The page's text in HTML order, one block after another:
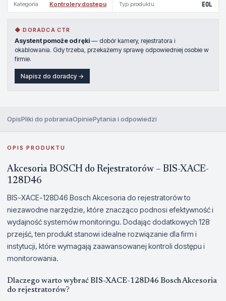
Kategoria Kontrolery dostepu Typ produktu EOL
◆ DORADCA CTR
Asystent pomoże od ręki — dobór kamery, rejestratora i
okablowania. Gdy trzeba, przekażemy sprawę odpowiedniej osobie w
firmie.
Napisz do doradcy →
OpisPliki do pobraniaOpiniePytania i odpowiedzi
OPIS PRODUKTU
Akcesoria BOSCH do Rejestratorów – BIS-XACE-
128D46
BIS-XACE-128D46 Bosch Akcesoria do rejestratorów to
niezawodne narzędzie, które znacząco podnosi efektywność i
wydajność systemów monitoringu. Dodając dodatkowych 128
przejść, ten produkt stanowi idealne rozwiązanie dla firm i
instytucji, które wymagają zaawansowanej kontroli dostępu i
monitorowania.
Dlaczego warto wybrać BIS-XACE-128D46 Bosch Akcesoria
do rejestratorów?